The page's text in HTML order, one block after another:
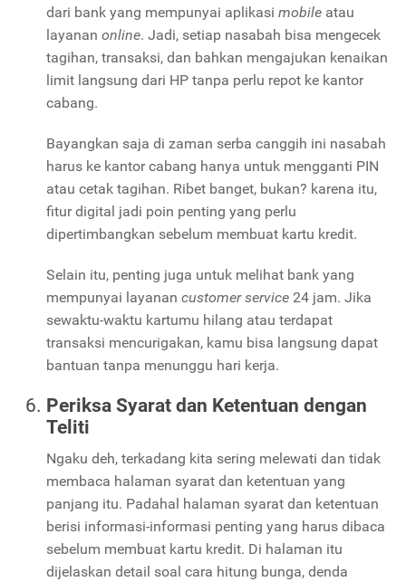
dari bank yang mempunyai aplikasi mobile atau
layanan online. Jadi, setiap nasabah bisa mengecek
tagihan, transaksi, dan bahkan mengajukan kenaikan
limit langsung dari HP tanpa perlu repot ke kantor
cabang.
Bayangkan saja di zaman serba canggih ini nasabah
harus ke kantor cabang hanya untuk mengganti PIN
atau cetak tagihan. Ribet banget, bukan? karena itu,
fitur digital jadi poin penting yang perlu
dipertimbangkan sebelum membuat kartu kredit.
Selain itu, penting juga untuk melihat bank yang
mempunyai layanan customer service 24 jam. Jika
sewaktu-waktu kartumu hilang atau terdapat
transaksi mencurigakan, kamu bisa langsung dapat
bantuan tanpa menunggu hari kerja.
Periksa Syarat dan Ketentuan dengan
Teliti
Ngaku deh, terkadang kita sering melewati dan tidak
membaca halaman syarat dan ketentuan yang
panjang itu. Padahal halaman syarat dan ketentuan
berisi informasi-informasi penting yang harus dibaca
sebelum membuat kartu kredit. Di halaman itu
dijelaskan detail soal cara hitung bunga, denda